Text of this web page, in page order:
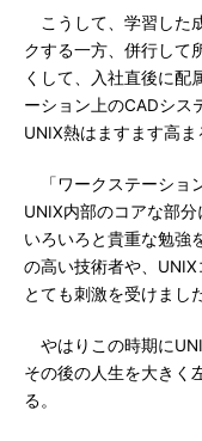
こうして、学習した
クする一方、併行して
くして、入社直後に配
ーション上のCADシス
UNIX熱はますます高ま
「ワークステーショ
UNIX内部のコアな部分
いろいろと貴重な勉強
の高い技術者や、UNIX
とても刺激を受けまし
やはりこの時期に
その後の人生を大きく
る。